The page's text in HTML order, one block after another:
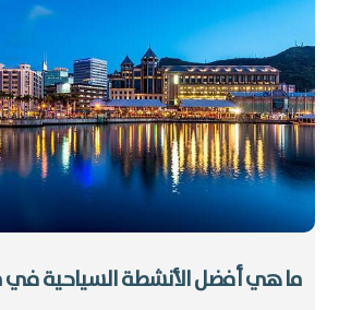
ما هي أفضل الأنشطة السياحية